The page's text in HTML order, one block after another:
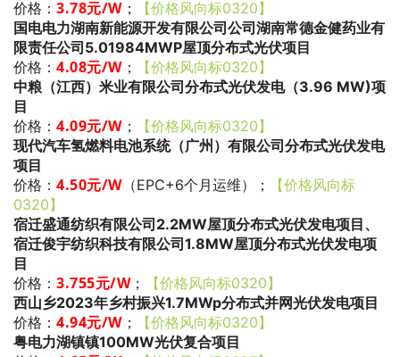
价格： 3.78元/W；
【价格风向标0320】
国电电力湖南新能源开发有限公司公司湖南常德金健药业有
限责任公司5.01984MWP屋顶分布式光伏项目
价格： 4.08元/W；
【价格风向标0320】
中粮（江西）米业有限公司分布式光伏发电（3.96 MW)项
目
价格： 4.09元/W；
【价格风向标0320】
现代汽车氢燃料电池系统（广州）有限公司分布式光伏发电
项目
价格： 4.50元/W（EPC+6个月运维） ；
【价格风向标
0320】
宿迁盛通纺织有限公司2.2MW屋顶分布式光伏发电项目、
宿迁俊宇纺织科技有限公司1.8MW屋顶分布式光伏发电项
目
价格： 3.755元/W ；
【价格风向标0320】
西山乡2023年乡村振兴1.7MWp分布式并网光伏发电项目
价格： 4.94元/W；
【价格风向标0320】
粤电力湖镇镇100MW光伏复合项目